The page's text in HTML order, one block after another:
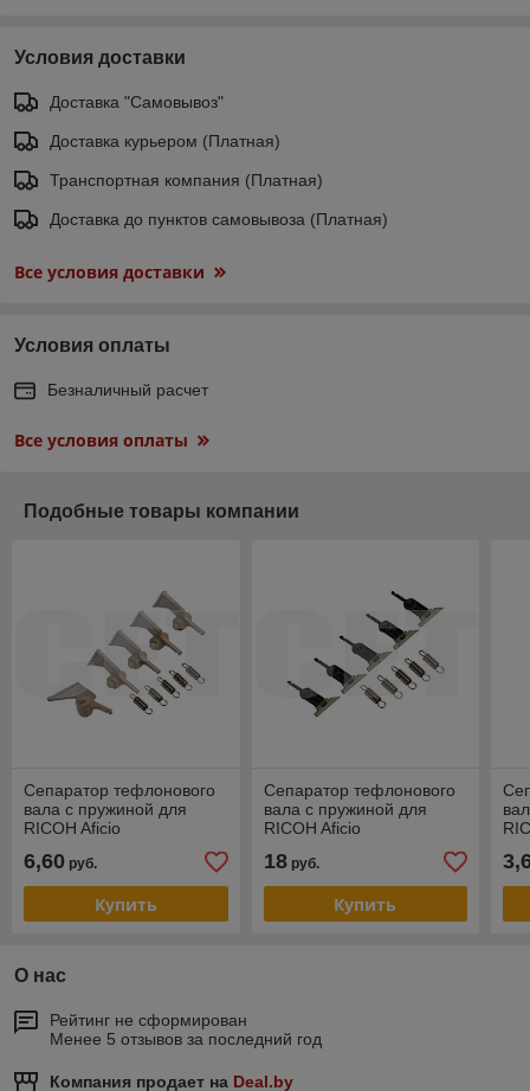
Условия доставки
Доставка "Самовывоз"
Доставка курьером (Платная)
Транспортная компания (Платная)
Доставка до пунктов самовывоза (Платная)
Все условия доставки
Условия оплаты
Безналичный расчет
Все условия оплаты
Подобные товары компании
Сепаратор тефлонового
вала с пружиной для
RICOH Aficio
CET6184 AE04-4060
6,60 руб.
Купить
Сепаратор тефлонового
вала с пружиной для
RICOH Aficio
MP9000/MP1100/MP1350
(CET), CET6189 AE04-
4067
18руб.
Купить
О нас
Рейтинг не сформирован
Менее 5 отзывов за последний год
Компания продает на Deal.by